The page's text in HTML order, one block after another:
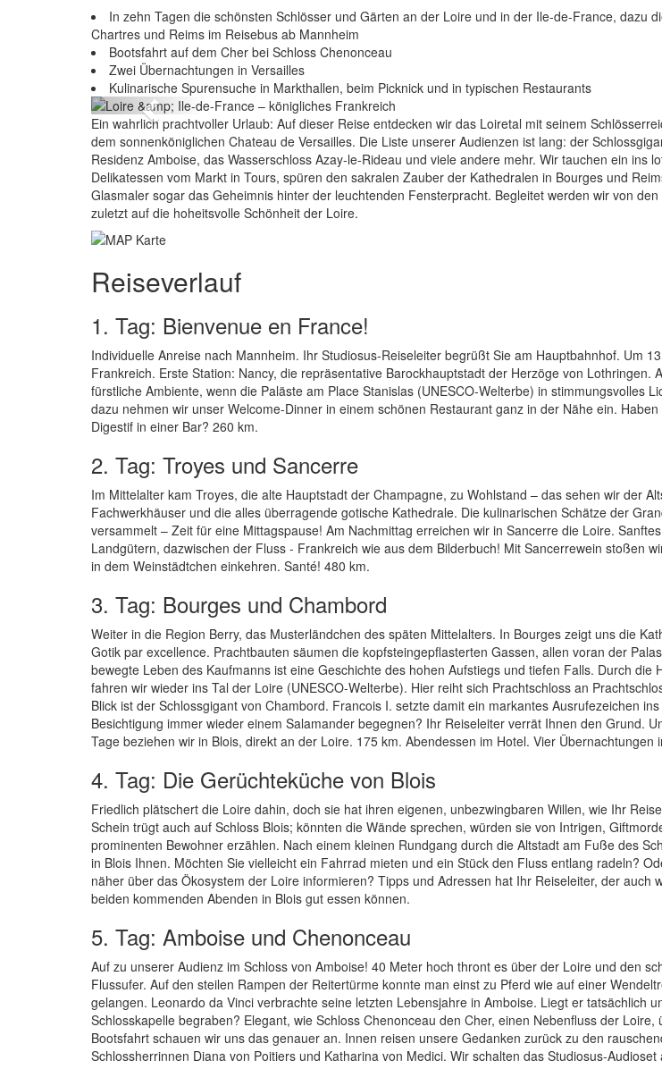
In zehn Tagen die schönsten Schlösser und Gärten an der Loire und in der Ile-de-France, dazu
Chartres und Reims im Reisebus ab Mannheim
Bootsfahrt auf dem Cher bei Schloss Chenonceau
Zwei Übernachtungen in Versailles
Kulinarische Spurensuche in Markthallen, beim Picknick und in typischen Restaurants
Loire & Ile-de-France – königliches Frankreich
Previous
Ein wahrlich prachtvoller Urlaub: Auf dieser Reise entdecken wir das Loiretal mit seinem
dem sonnenköniglichen Chateau de Versailles. Die Liste unserer Audienzen ist lang: der
Residenz Amboise, das Wasserschloss Azay-le-Rideau und viele andere mehr. Wir tauchen ein ins
Delikatessen vom Markt in Tours, spüren den sakralen Zauber der Kathedralen in Bourges und
Glasmaler sogar das Geheimnis hinter der leuchtenden Fensterpracht. Begleitet werden wir von
zuletzt auf die hoheitsvolle Schönheit der Loire.
Reiseverlauf
1. Tag: Bienvenue en France!
Individuelle Anreise nach Mannheim. Ihr Studiosus-Reiseleiter begrüßt Sie am Hauptbahnhof. Um
Frankreich. Erste Station: Nancy, die repräsentative Barockhauptstadt der Herzöge von Lothringen.
fürstliche Ambiente, wenn die Paläste am Place Stanislas (UNESCO-Welterbe) in stimmungsvolles
dazu nehmen wir unser Welcome-Dinner in einem schönen Restaurant ganz in der Nähe ein.
Digestif in einer Bar? 260 km.
2. Tag: Troyes und Sancerre
Im Mittelalter kam Troyes, die alte Hauptstadt der Champagne, zu Wohlstand – das sehen wir der
Fachwerkhäuser und die alles überragende gotische Kathedrale. Die kulinarischen Schätze der
versammelt – Zeit für eine Mittagspause! Am Nachmittag erreichen wir in Sancerre die Loire.
Landgütern, dazwischen der Fluss - Frankreich wie aus dem Bilderbuch! Mit Sancerrewein stoßen
in dem Weinstädtchen einkehren. Santé! 480 km.
3. Tag: Bourges und Chambord
Weiter in die Region Berry, das Musterländchen des späten Mittelalters. In Bourges zeigt uns die
Gotik par excellence. Prachtbauten säumen die kopfsteingepflasterten Gassen, allen voran der
bewegte Leben des Kaufmanns ist eine Geschichte des hohen Aufstiegs und tiefen Falls. Durch die
fahren wir wieder ins Tal der Loire (UNESCO-Welterbe). Hier reiht sich Prachtschloss an
Blick ist der Schlossgigant von Chambord. Francois I. setzte damit ein markantes Ausrufezeichen
Besichtigung immer wieder einem Salamander begegnen? Ihr Reiseleiter verrät Ihnen den Grund.
Tage beziehen wir in Blois, direkt an der Loire. 175 km. Abendessen im Hotel. Vier Übernachtungen
4. Tag: Die Gerüchteküche von Blois
Friedlich plätschert die Loire dahin, doch sie hat ihren eigenen, unbezwingbaren Willen, wie Ihr
Schein trügt auch auf Schloss Blois; könnten die Wände sprechen, würden sie von Intrigen,
prominenten Bewohner erzählen. Nach einem kleinen Rundgang durch die Altstadt am Fuße des
in Blois Ihnen. Möchten Sie vielleicht ein Fahrrad mieten und ein Stück den Fluss entlang radeln?
näher über das Ökosystem der Loire informieren? Tipps und Adressen hat Ihr Reiseleiter, der auch
beiden kommenden Abenden in Blois gut essen können.
5. Tag: Amboise und Chenonceau
Auf zu unserer Audienz im Schloss von Amboise! 40 Meter hoch thront es über der Loire und den
Flussufer. Auf den steilen Rampen der Reitertürme konnte man einst zu Pferd wie auf einer
gelangen. Leonardo da Vinci verbrachte seine letzten Lebensjahre in Amboise. Liegt er tatsächlich
Schlosskapelle begraben? Elegant, wie Schloss Chenonceau den Cher, einen Nebenfluss der Loire,
Bootsfahrt schauen wir uns das genauer an. Innen reisen unsere Gedanken zurück zu den
Schlossherrinnen Diana von Poitiers und Katharina von Medici. Wir schalten das Studiosus-